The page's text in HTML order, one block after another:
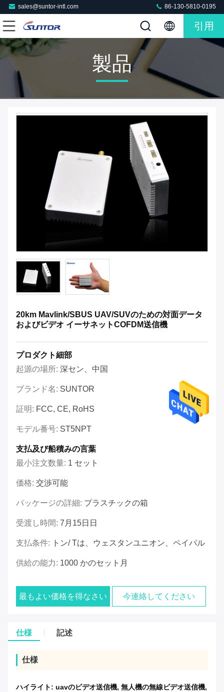
sales@suntor-intl.com 86-130-5810-0195
引用
製品
20km Mavlink/SBUS UAV/SUVのための対面データ
およびビデオ イーサネットCOFDM送信機
プロダクト細部
起源の場所: 深セン、中国
ブランド名: SUNTOR
証明: FCC, CE, RoHS
モデル番号: ST5NPT
支払及び船積みの言葉
最小注文数量: 1 セット
価格: 交渉可能
パッケージの詳細: プラスチックの箱
受渡し時間: 7月15日日
支払条件: トン/ Tは、ウェスタンユニオン、ペイパル
供給の能力: 1000 かのセット月
最もよい価格を得なさい 今連絡してください
仕様 記述
仕様
ハイライト: uavのビデオ送信機, 無人機の無線ビデオ送信機,